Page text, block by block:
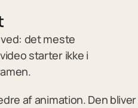
det meste
starter ikke i
af animation. Den bliver